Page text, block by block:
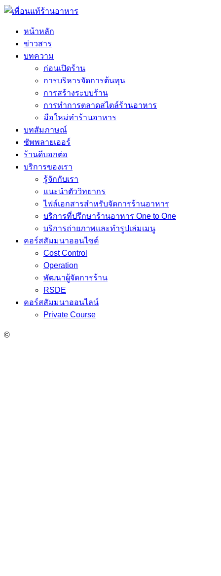
หน้าหลัก
ข่าวสาร
บทความ
ก่อนเปิดร้าน
การบริหารจัดการต้นทุน
การสร้างระบบร้าน
การทำการตลาดสไตล์ร้านอาหาร
มือใหม่ทำร้านอาหาร
บทสัมภาษณ์
ซัพพลายเออร์
ร้านดีบอกต่อ
บริการของเรา
รู้จักกับเรา
แนะนำตัววิทยากร
ไฟล์เอกสารสำหรับจัดการร้านอาหาร
บริการที่ปรึกษาร้านอาหาร One to One
บริการถ่ายภาพและทำรูปเล่มเมนู
คอร์สสัมมนาออนไซต์
Cost Control
Operation
พัฒนาผู้จัดการร้าน
RSDE
คอร์สสัมมนาออนไลน์
Private Course
©